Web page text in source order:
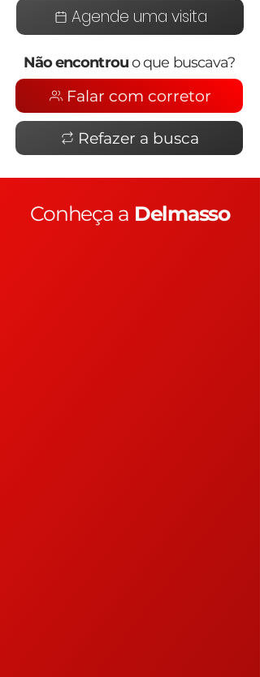
Agende uma visita
Não encontrouo que buscava?
Falar com corretor
Refazer a busca
Conheça a Delmasso